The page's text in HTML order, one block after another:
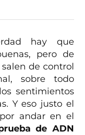
hay que
pero de
de control
sobre todo
sentimientos
Y eso justo el
andar en el
de ADN